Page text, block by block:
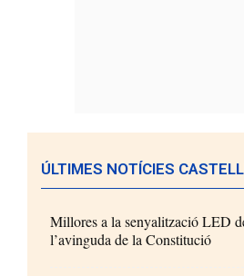
ÚLTIMES NOTÍCIES
Millores a la senyalització LED
l’avinguda de la Constitució